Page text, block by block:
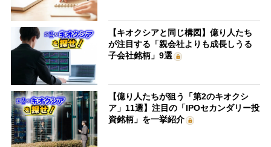
【キオクシアと同じ構図】億り人たち
が注目する「親会社よりも成長しうる
子会社銘柄」9選
【億り人たちが狙う「第2のキオクシ
ア」11選】注目の「IPOセカンダリー投
資銘柄」を一挙紹介